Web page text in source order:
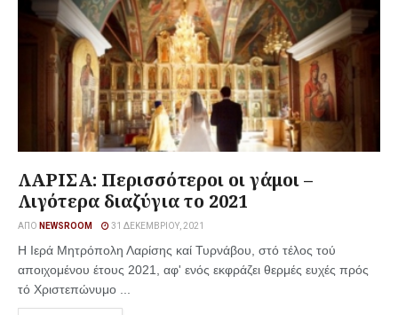
ΛΑΡΙΣΑ: Περισσότεροι οι γάμοι –
Λιγότερα διαζύγια το 2021
ΑΠΌ NEWSROOM 31 ΔΕΚΕΜΒΡΊΟΥ, 2021
Η Ιερά Μητρόπολη Λαρίσης καί Τυρνάβου, στό τέλος τού
αποιχομένου έτους 2021, αφ' ενός εκφράζει θερμές ευχές πρός
τό Χριστεπώνυμο ...